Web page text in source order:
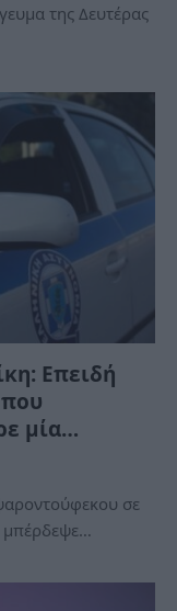
της Δευτέρας
Επειδή
μία…
σε
μπέρδεψε…